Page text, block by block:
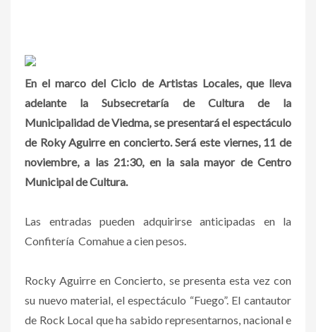
En el marco del Ciclo de Artistas Locales, que lleva
adelante la Subsecretaría de Cultura de la
Municipalidad de Viedma, se presentará el espectáculo
de Roky Aguirre en concierto. Será este viernes, 11 de
noviembre, a las 21:30, en la sala mayor de Centro
Municipal de Cultura.
Las entradas pueden adquirirse anticipadas en la
Confitería Comahue a cien pesos.
Rocky Aguirre en Concierto, se presenta esta vez con
su nuevo material, el espectáculo “Fuego”. El cantautor
de Rock Local que ha sabido representarnos, nacional e